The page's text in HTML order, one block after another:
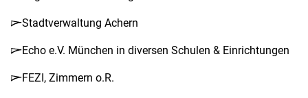
Stadtverwaltung Achern
Echo e.V. München in diversen Schulen & Einrichtungen
FEZI, Zimmern o.R.